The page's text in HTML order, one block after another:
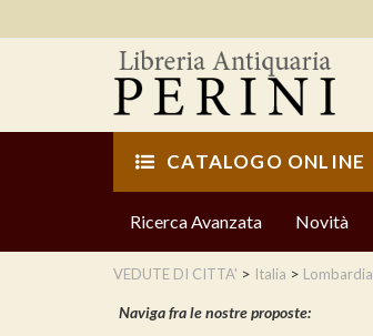
CATALOGO ONLINE
Ricerca Avanzata Novità
VEDUTE DI CITTA' > Italia > Lombardia
Naviga fra le nostre proposte: